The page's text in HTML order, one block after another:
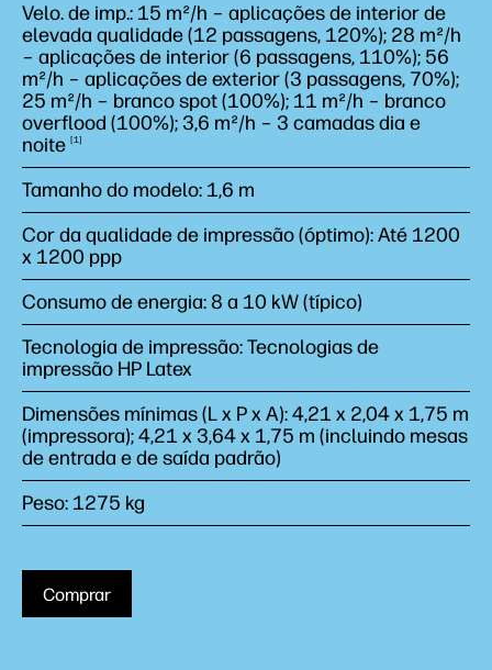
Velo. de imp.: 15 m²/h – aplicações de interior de
elevada qualidade (12 passagens, 120%); 28 m²/h
– aplicações de interior (6 passagens, 110%); 56
m²/h – aplicações de exterior (3 passagens, 70%);
25 m²/h – branco spot (100%); 11 m²/h – branco
overflood (100%); 3,6 m²/h – 3 camadas dia e
noite
1
Tamanho do modelo: 1,6 m
Cor da qualidade de impressão (óptimo): Até 1200
x 1200 ppp
Consumo de energia: 8 a 10 kW (típico)
Tecnologia de impressão: Tecnologias de
impressão HP Latex
Dimensões mínimas (L x P x A): 4,21 x 2,04 x 1,75 m
(impressora); 4,21 x 3,64 x 1,75 m (incluindo mesas
de entrada e de saída padrão)
Peso: 1275 kg
Comprar